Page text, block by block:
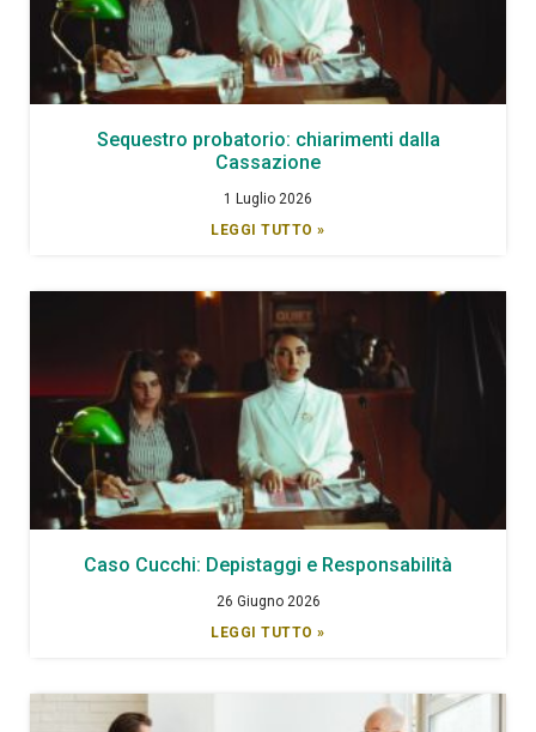
Sequestro probatorio: chiarimenti dalla
Cassazione
1 Luglio 2026
LEGGI TUTTO »
Caso Cucchi: Depistaggi e Responsabilità
26 Giugno 2026
LEGGI TUTTO »